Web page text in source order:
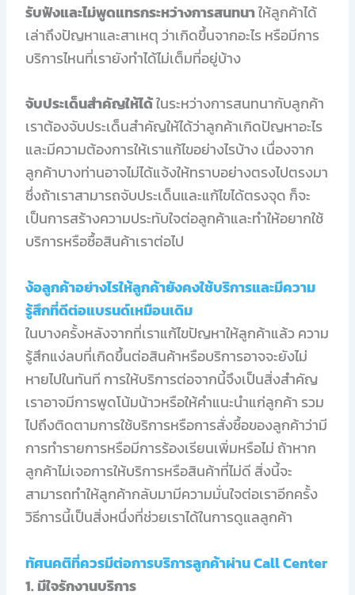
รับฟังและไม่พูดแทรกระหว่างการสนทนาให้ลูกค้าได้
เล่าถึงปัญหาและสาเหตุ ว่าเกิดขึ้นจากอะไร หรือมีการ
บริการไหนที่เรายังทำได้ไม่เต็มที่อยู่บ้าง
จับประเด็นสำคัญให้ได้ในระหว่างการสนทนากับลูกค้า
เราต้องจับประเด็นสำคัญให้ได้ว่าลูกค้าเกิดปัญหาอะไร
และมีความต้องการให้เราแก้ไขอย่างไรบ้าง เนื่องจาก
ลูกค้าบางท่านอาจไม่ได้แจ้งให้ทราบอย่างตรงไปตรงมา
ซึ่งถ้าเราสามารถจับประเด็นและแก้ไขได้ตรงจุด ก็จะ
เป็นการสร้างความประทับใจต่อลูกค้าและทำให้อยากใช้
บริการหรือซื้อสินค้าเราต่อไป
ง้อลูกค้าอย่างไรให้ลูกค้ายังคงใช้บริการและมีความ
รู้สึกที่ดีต่อแบรนด์เหมือนเดิม
ในบางครั้งหลังจากที่เราแก้ไขปัญหาให้ลูกค้าแล้ว ความ
รู้สึกแง่ลบที่เกิดขึ้นต่อสินค้าหรือบริการอาจจะยังไม่
หายไปในทันที การให้บริการต่อจากนี้จึงเป็นสิ่งสำคัญ
เราอาจมีการพูดโน้มน้าวหรือให้คำแนะนำแก่ลูกค้า รวม
ไปถึงติดตามการใช้บริการหรือการสั่งซื้อของลูกค้าว่ามี
การทำรายการหรือมีการร้องเรียนเพิ่มหรือไม่ ถ้าหาก
ลูกค้าไม่เจอการให้บริการหรือสินค้าที่ไม่ดี สิ่งนี้จะ
สามารถทำให้ลูกค้ากลับมามีความมั่นใจต่อเราอีกครั้ง
วิธีการนี้เป็นสิ่งหนึ่งที่ช่วยเราได้ในการดูแลลูกค้า
ทัศนคติที่ควรมีต่อการบริการลูกค้าผ่าน Call Center
1. มีใจรักงานบริการ